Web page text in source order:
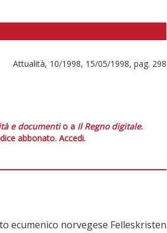
Attualità, 10/1998, 15/05/1998, pag. 298
e documentio a Il Regno digitale.
abbonato. Accedi.
ecumenico norvegese Felleskristen